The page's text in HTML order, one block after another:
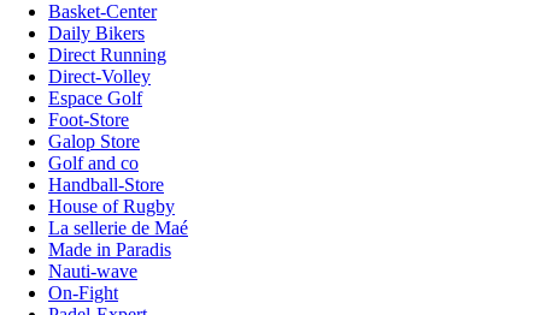
Basket-Center
Daily Bikers
Direct Running
Direct-Volley
Espace Golf
Foot-Store
Galop Store
Golf and co
Handball-Store
House of Rugby
La sellerie de Maé
Made in Paradis
Nauti-wave
On-Fight